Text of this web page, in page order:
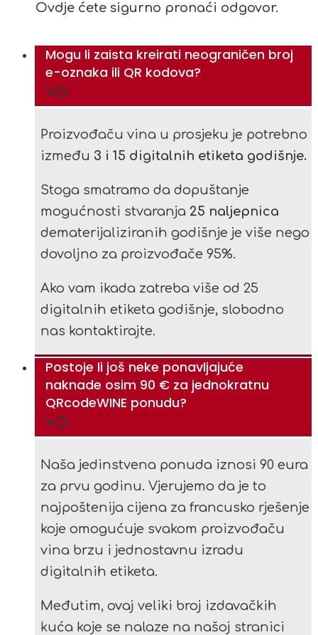
Ovdje ćete sigurno pronaći odgovor.
Mogu li zaista kreirati neograničen broj
e-oznaka ili QR kodova?
Proizvođaču vina u prosjeku je potrebno
između 3 i 15 digitalnih etiketa godišnje.
Stoga smatramo da dopuštanje
mogućnosti stvaranja 25 naljepnica
dematerijaliziranih godišnje je više nego
dovoljno za proizvođače 95%.
Ako vam ikada zatreba više od 25
digitalnih etiketa godišnje, slobodno
nas kontaktirajte.
Postoje li još neke ponavljajuće
naknade osim 90 € za jednokratnu
QRcodeWINE ponudu?
Naša jedinstvena ponuda iznosi 90 eura
za prvu godinu. Vjerujemo da je to
najpoštenija cijena za francusko rješenje
koje omogućuje svakom proizvođaču
vina brzu i jednostavnu izradu
digitalnih etiketa.
Međutim, ovaj veliki broj izdavačkih
kuća koje se nalaze na našoj stranici